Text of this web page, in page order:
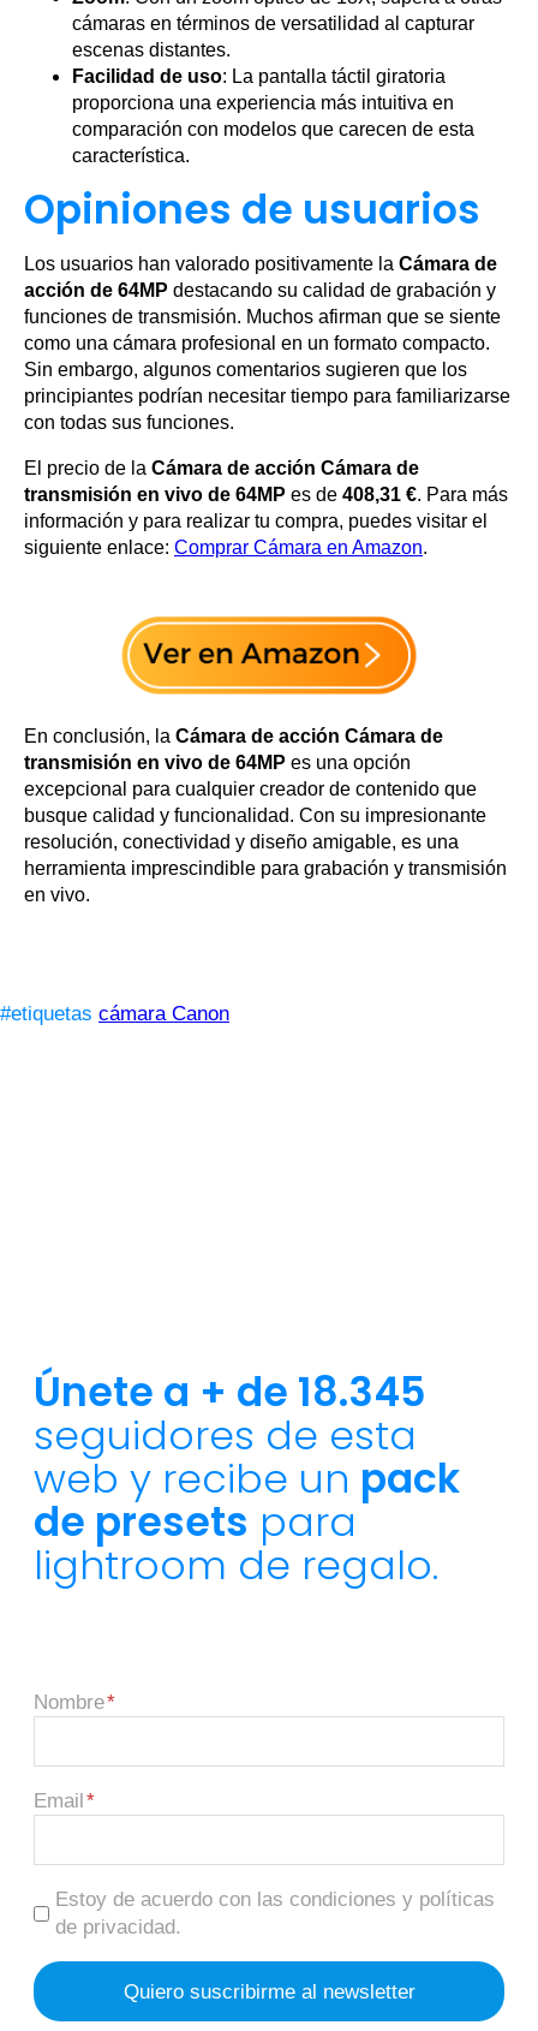
cámaras en términos de versatilidad al capturar
escenas distantes.
Facilidad de uso: La pantalla táctil giratoria
proporciona una experiencia más intuitiva en
comparación con modelos que carecen de esta
característica.
Opiniones de usuarios
Los usuarios han valorado positivamente la Cámara de
acción de 64MP destacando su calidad de grabación y
funciones de transmisión. Muchos afirman que se siente
como una cámara profesional en un formato compacto.
Sin embargo, algunos comentarios sugieren que los
principiantes podrían necesitar tiempo para familiarizarse
con todas sus funciones.
El precio de la Cámara de acción Cámara de
transmisión en vivo de 64MP es de 408,31 €. Para más
información y para realizar tu compra, puedes visitar el
siguiente enlace: Comprar Cámara en Amazon.
En conclusión, la Cámara de acción Cámara de
transmisión en vivo de 64MP es una opción
excepcional para cualquier creador de contenido que
busque calidad y funcionalidad. Con su impresionante
resolución, conectividad y diseño amigable, es una
herramienta imprescindible para grabación y transmisión
en vivo.
#etiquetas cámara Canon
Únete a + de 18.345
seguidores de esta
web y recibe un pack
de presets para
lightroom de regalo.
Nombre
Email
Estoy de acuerdo con las condiciones y políticas
de privacidad.